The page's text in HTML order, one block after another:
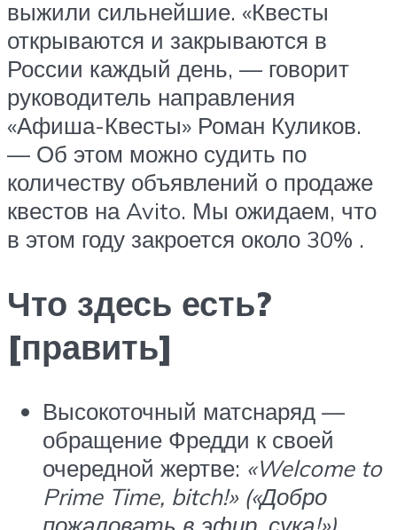
выжили сильнейшие. «Квесты
открываются и закрываются в
России каждый день, — говорит
руководитель направления
«Афиша-Квесты» Роман Куликов.
— Об этом можно судить по
количеству объявлений о продаже
квестов на Avito. Мы ожидаем, что
в этом году закроется около 30% .
Что здесь есть?
[править]
Высокоточный матснаряд —
обращение Фредди к своей
очередной жертве: «Welcome to
Prime Time, bitch!» («Добро